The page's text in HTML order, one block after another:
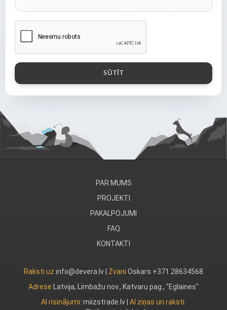
PAR MUMS
PROJEKTI
PAKALPOJUMI
FAQ
KONTAKTI
Raksti uz info@devera.lv | Zvani Oskars +371 28634568
Adrese
Latvija, Limbažu nov., Katvaru pag., "Eglaines"
AI risinājumi: miizstrade.lv AI ziņas un raksti: